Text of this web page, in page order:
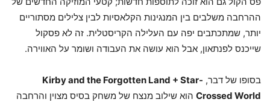
ההרחבה משלבים בין המנגינות הקלאסיות לבין צלילים מסתוריים
יותר, שמתכתבים יפה עם העלילה הקריסטלית. זה לא פסקול
שייכנס לפנתאון, אבל הוא עושה את העבודה ושומר על האווירה.
בסופו של דבר, Kirby and the Forgotten Land + Star-
Crossed World הוא שילוב מנצח של משחק בסיס מצוין והרחבה